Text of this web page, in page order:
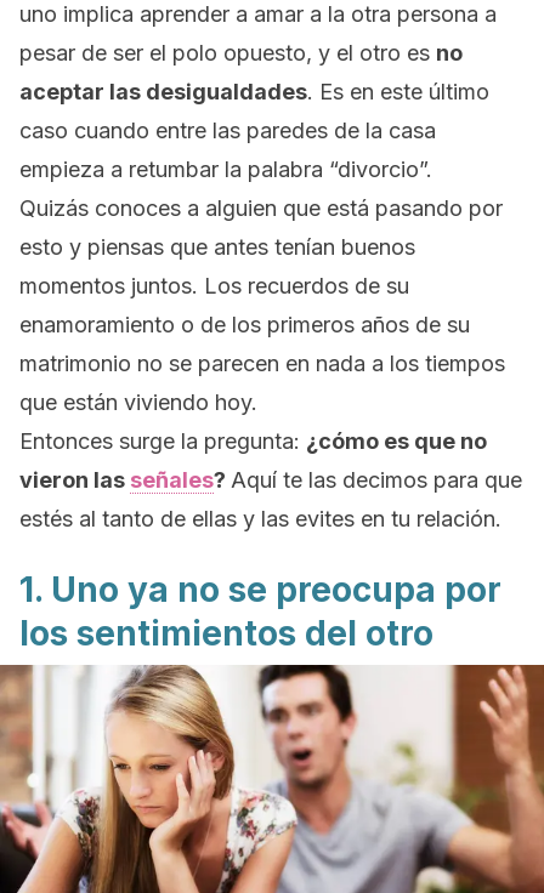
uno implica aprender a amar a la otra persona a
pesar de ser el polo opuesto, y el otro es no
aceptar las desigualdades. Es en este último
caso cuando entre las paredes de la casa
empieza a retumbar la palabra “divorcio”.
Quizás conoces a alguien que está pasando por
esto y piensas que antes tenían buenos
momentos juntos. Los recuerdos de su
enamoramiento o de los primeros años de su
matrimonio no se parecen en nada a los tiempos
que están viviendo hoy.
Entonces surge la pregunta: ¿cómo es que no
vieron las señales? Aquí te las decimos para que
estés al tanto de ellas y las evites en tu relación.
1. Uno ya no se preocupa por
los sentimientos del otro